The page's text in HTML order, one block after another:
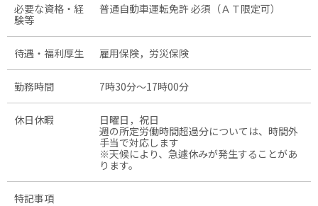
必要な資格・経
験等
普通自動車運転免許 必須（ＡＴ限定可）
待遇・福利厚生 雇用保険，労災保険
勤務時間 7時30分〜17時00分
休日休暇
日曜日，祝日
週の所定労働時間超過分については、時間外
手当で対応します
※天候により、急遽休みが発生することがあ
ります。
特記事項